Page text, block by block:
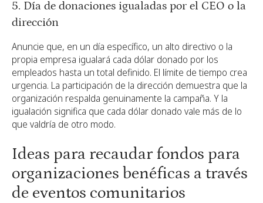
5. Día de donaciones igualadas por el CEO o la
dirección
Anuncie que, en un día específico, un alto directivo o la
propia empresa igualará cada dólar donado por los
empleados hasta un total definido. El límite de tiempo crea
urgencia. La participación de la dirección demuestra que la
organización respalda genuinamente la campaña. Y la
igualación significa que cada dólar donado vale más de lo
que valdría de otro modo.
Ideas para recaudar fondos para
organizaciones benéficas a través
de eventos comunitarios